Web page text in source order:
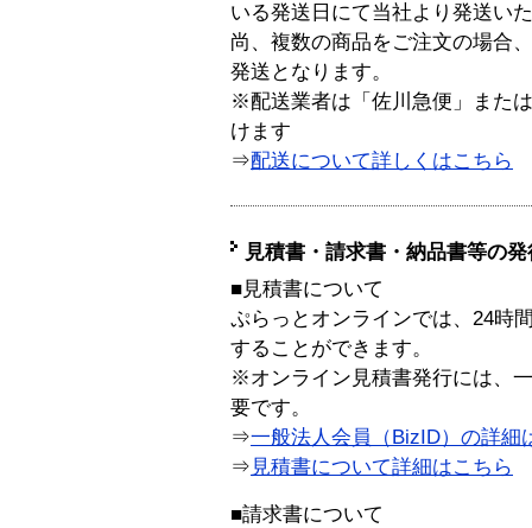
いる発送日にて当社より発送い
尚、複数の商品をご注文の場合
発送となります。
※配送業者は「佐川急便」また
けます
⇒配送について詳しくはこちら
見積書・請求書・納品書等の
■見積書について
ぷらっとオンラインでは、24時
することができます。
※オンライン見積書発行には、
要です。
⇒一般法人会員（BizID）の詳細
⇒ 見積書について詳細はこちら
■請求書について